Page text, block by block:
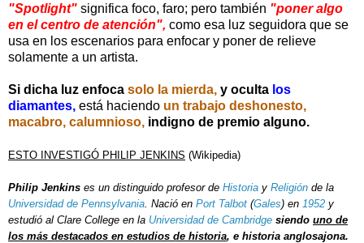
"Spotlight" significa foco, faro; pero también "poner algo
en el centro de atención", como esa luz seguidora que se
usa en los escenarios para enfocar y poner de relieve
solamente a un artista.
Si dicha luz enfoca solo la mierda, y oculta los
diamantes, está haciendo un trabajo deshonesto,
macabro, calumnioso, indigno de premio alguno.
ESTO INVESTIGÓ PHILIP JENKINS (Wikipedia)
Philip Jenkins es un distinguido profesor de Historia y Religión de la
Universidad de Pennsylvania . Nació en Port Talbot (Gales) en 1952 y
estudió al Clare College en la Universidad de Cambridge siendo uno de
los más destacados en estudios de historia, e historia anglosajona.